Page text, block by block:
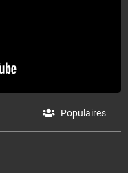
Populaires